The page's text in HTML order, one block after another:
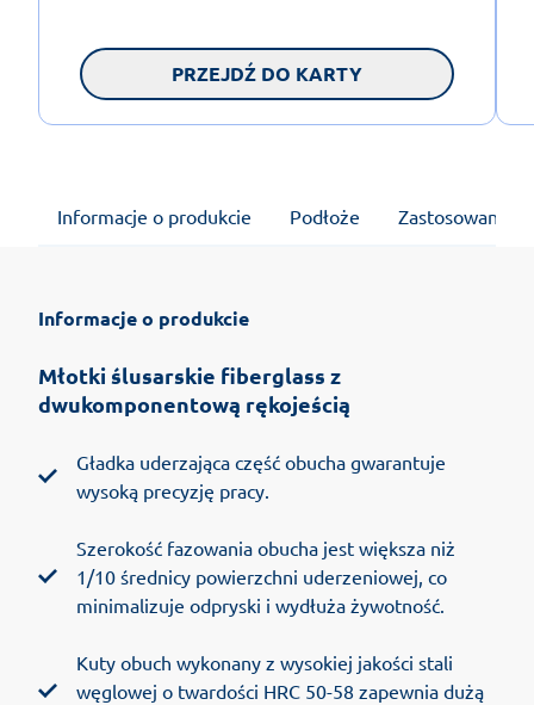
PRZEJDŹ DO KARTY
Informacje o produkcie Podłoże Zastosowanie
Informacje o produkcie
Młotki ślusarskie fiberglass z
dwukomponentową rękojeścią
Gładka uderzająca część obucha gwarantuje
wysoką precyzję pracy.
Szerokość fazowania obucha jest większa niż
1/10 średnicy powierzchni uderzeniowej, co
minimalizuje odpryski i wydłuża żywotność.
Kuty obuch wykonany z wysokiej jakości stali
węglowej o twardości HRC 50-58 zapewnia dużą